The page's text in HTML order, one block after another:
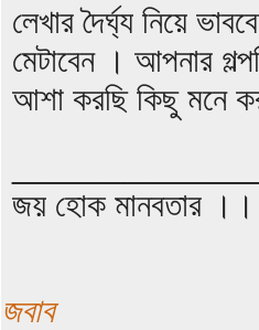
লেখার দৈর্ঘ্য নিয়ে
মেটাবেন । আপনার
আশা করছি কিছু মনে
জয় হোক মানবতার
জবাব